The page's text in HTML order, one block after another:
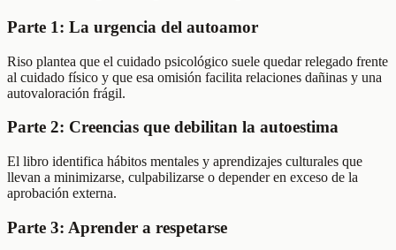
Parte 1: La urgencia del autoamor
Riso plantea que el cuidado psicológico suele quedar relegado frente
al cuidado físico y que esa omisión facilita relaciones dañinas y una
autovaloración frágil.
Parte 2: Creencias que debilitan la autoestima
El libro identifica hábitos mentales y aprendizajes culturales que
llevan a minimizarse, culpabilizarse o depender en exceso de la
aprobación externa.
Parte 3: Aprender a respetarse